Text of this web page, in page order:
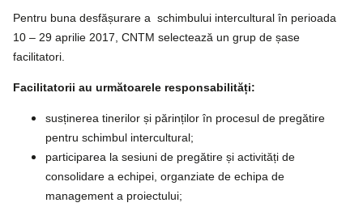
Pentru buna desfășurare a schimbului intercultural în perioada
10 – 29 aprilie 2017, CNTM selectează un grup de șase
facilitatori.
Facilitatorii au următoarele responsabilități:
susținerea tinerilor și părinților în procesul de pregătire
pentru schimbul intercultural;
participarea la sesiuni de pregătire și activități de
consolidare a echipei, organziate de echipa de
management a proiectului;